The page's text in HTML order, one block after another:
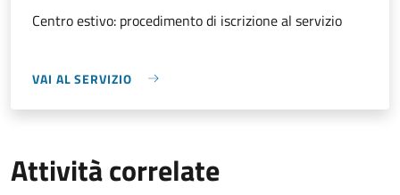
Centro estivo: procedimento di iscrizione al servizio
VAI AL SERVIZIO
Attività correlate